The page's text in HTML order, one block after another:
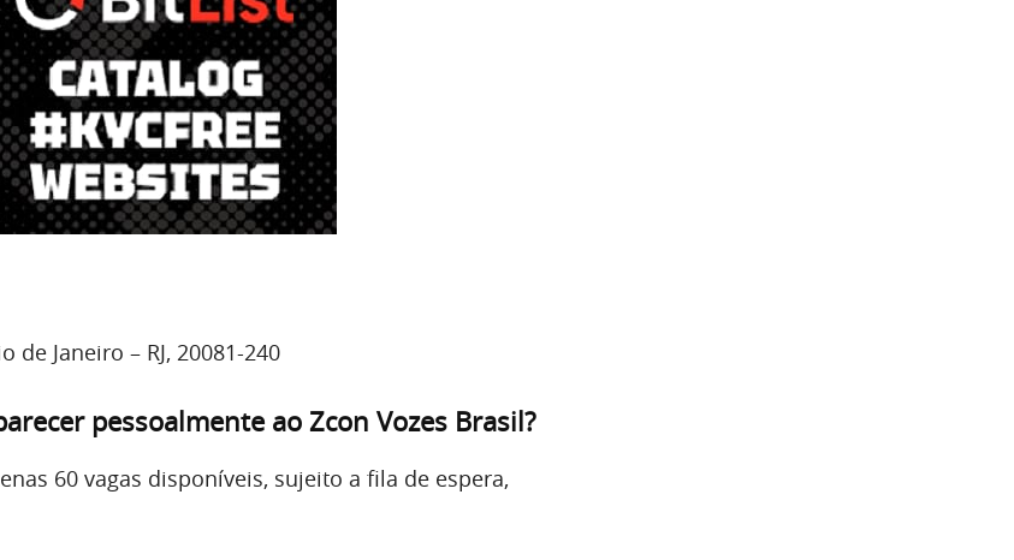
de Janeiro – RJ, 20081-240
pessoalmente ao Zcon Vozes Brasil?
60 vagas disponíveis, sujeito a fila de espera,